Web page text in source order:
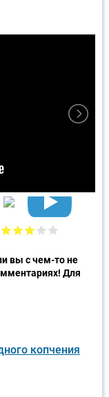
вы с чем-то не
Для
копчения